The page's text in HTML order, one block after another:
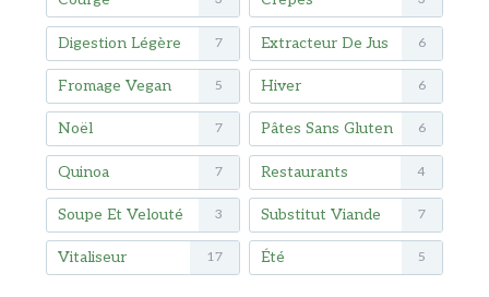
Digestion Légère 7 Extracteur De Jus 6
Fromage Vegan 5 Hiver 6
Noël 7 Pâtes Sans Gluten 6
Quinoa 7 Restaurants 4
Soupe Et Velouté 3 Substitut Viande 7
Vitaliseur 17 Été 5